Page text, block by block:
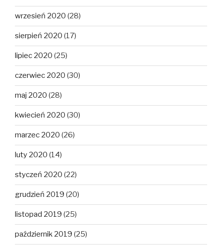
wrzesień 2020 (28)
sierpień 2020 (17)
lipiec 2020 (25)
czerwiec 2020 (30)
maj 2020 (28)
kwiecień 2020 (30)
marzec 2020 (26)
luty 2020 (14)
styczeń 2020 (22)
grudzień 2019 (20)
listopad 2019 (25)
październik 2019 (25)